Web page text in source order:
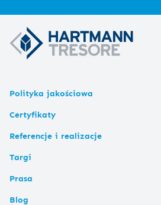
Polityka jakościowa
Certyfikaty
Referencje i realizacje
Targi
Prasa
Blog